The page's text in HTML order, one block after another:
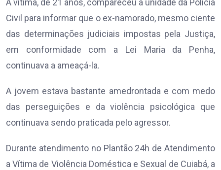
A vítima, de 21 anos, compareceu à unidade da Polícia
Civil para informar que o ex-namorado, mesmo ciente
das determinações judiciais impostas pela Justiça,
em conformidade com a Lei Maria da Penha,
continuava a ameaçá-la.
A jovem estava bastante amedrontada e com medo
das perseguições e da violência psicológica que
continuava sendo praticada pelo agressor.
Durante atendimento no Plantão 24h de Atendimento
a Vítima de Violência Doméstica e Sexual de Cuiabá, a